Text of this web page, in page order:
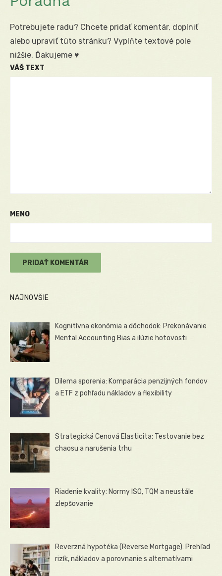
Potrebujete radu? Chcete pridať komentár, doplniť
alebo upraviť túto stránku? Vyplňte textové pole
nižšie. Ďakujeme ♥
VÁŠ TEXT
MENO
NAJNOVŠIE
Kognitívna ekonómia a dôchodok: Prekonávanie
Mental Accounting Bias a ilúzie hotovosti
Dilema sporenia: Komparácia penzijných fondov
a ETF z pohľadu nákladov a flexibility
Strategická Cenová Elasticita: Testovanie bez
chaosu a narušenia trhu
Riadenie kvality: Normy ISO, TQM a neustále
zlepšovanie
Reverzná hypotéka (Reverse Mortgage): Prehľad
rizík, nákladov a porovnanie s alternatívami